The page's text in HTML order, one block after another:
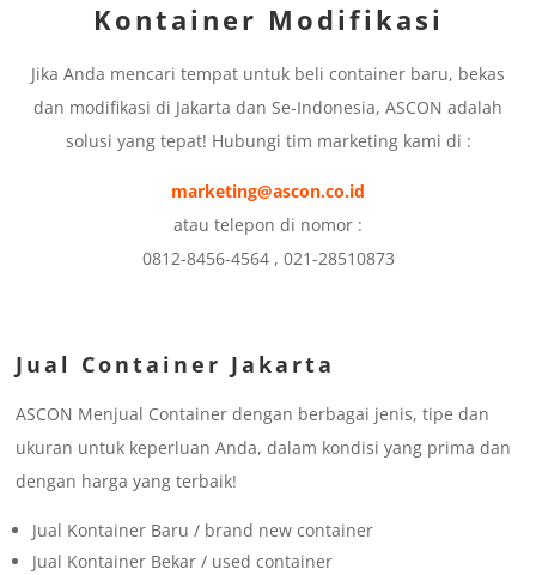
Kontainer Modifikasi
Jika Anda mencari tempat untuk beli container baru, bekas
dan modifikasi di Jakarta dan Se-Indonesia, ASCON adalah
solusi yang tepat! Hubungi tim marketing kami di :
marketing@ascon.co.id
atau telepon di nomor :
0812-8456-4564 , 021-28510873
Jual Container Jakarta
ASCON Menjual Container dengan berbagai jenis, tipe dan
ukuran untuk keperluan Anda, dalam kondisi yang prima dan
dengan harga yang terbaik!
Jual Kontainer Baru / brand new container
Jual Kontainer Bekar / used container